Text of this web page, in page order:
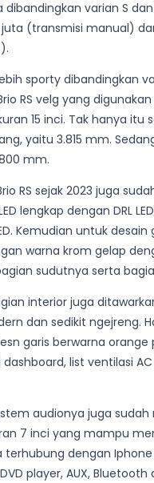
dibandingkan varian S
juta (transmisi manual)
sporty dibandingkan
RS velg yang
15 inci. Tak hanya itu
yaitu 3.815 mm.
mm.
RS sejak 2023 juga
lengkap dengan DRL
Kemudian untuk desain
warna krom gelap
sudutnya serta
interior juga
dan sedikit ngejreng.
garis berwarna orange
list ventilasi
audionya juga
7 inci yang mampu
terhubung dengan Iphone
player, AUX,